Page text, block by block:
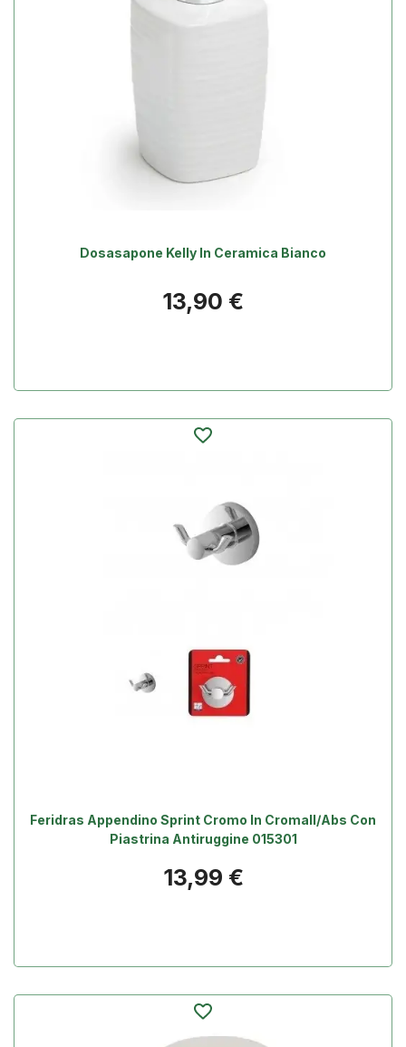
Dosasapone Kelly In Ceramica Bianco
Prezzo
13,90 €
Feridras Appendino Sprint Cromo In Cromall/abs Con
Piastrina Antiruggine 015301
Prezzo
13,99 €